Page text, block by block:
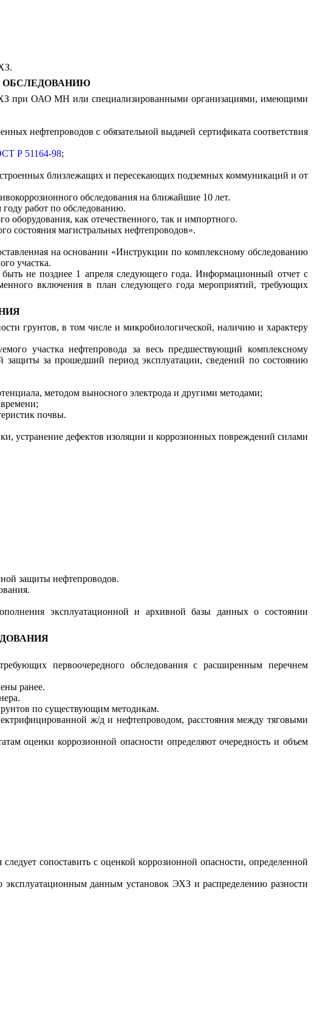
ОБСЛЕДОВАНИЮ
ЭХЗ при ОАО МН или специализированными организациями, имеющими
нефтепроводов с обязательной выдачей сертификата соответствия
Р 51164-98;
близлежащих и пересекающих подземных коммуникаций и от
обследования на ближайшие 10 лет.
работ по обследованию.
оборудования, как отечественного, так и импортного.
состояния магистральных нефтепроводов».
на основании «Инструкции по комплексному обследованию
участка.
не позднее 1 апреля следующего года. Информационный отчет с
включения в план следующего года мероприятий, требующих
грунтов, в том числе и микробиологической, наличию и характеру
участка нефтепровода за весь предшествующий комплексному
защиты за прошедший период эксплуатации, сведений по состоянию
методом выносного электрода и другими методами;
почвы.
устранение дефектов изоляции и коррозионных повреждений силами
защиты нефтепроводов.
эксплуатационной и архивной базы данных о состоянии
первоочередного обследования с расширенным перечнем
ранее.
по существующим методикам.
ж/д и нефтепроводом, расстояния между тяговыми
оценки коррозионной опасности определяют очередность и объем
сопоставить с оценкой коррозионной опасности, определенной
эксплуатационным данным установок ЭХЗ и распределению разности